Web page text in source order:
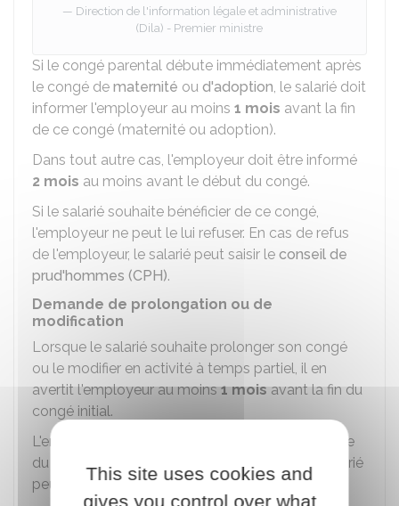
Direction de l'information légale et administrative
(Dila) - Premier ministre
Si le congé parental débute immédiatement après
le congé de maternité ou d'adoption, le salarié doit
informer l'employeur au moins 1 mois avant la fin
de ce congé (maternité ou adoption).
Dans tout autre cas, l'employeur doit être informé
2 mois au moins avant le début du congé.
Si le salarié souhaite bénéficier de ce congé,
l'employeur ne peut le lui refuser. En cas de refus
de l'employeur, le salarié peut saisir le conseil de
prud'hommes (CPH).
Demande de prolongation ou de
modification
Lorsque le salarié souhaite prolonger son congé
ou le modifier en activité à temps partiel, il en
avertit l'employeur au moins1 moisavant la fin du
congé initial.
L'employeur ne peut pas s'opposer à la demande
du salarié. En cas de refus de l'employeur, le salarié
peut saisir leconseil de prud'hommes (CPH)
This site uses cookies and
gives you control over what